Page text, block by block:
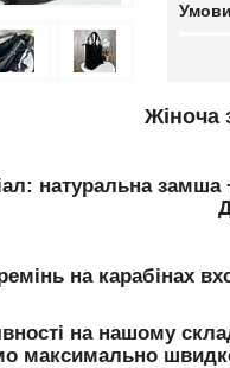
Жіноча
натуральна замша
на карабінах
на нашому
максимально